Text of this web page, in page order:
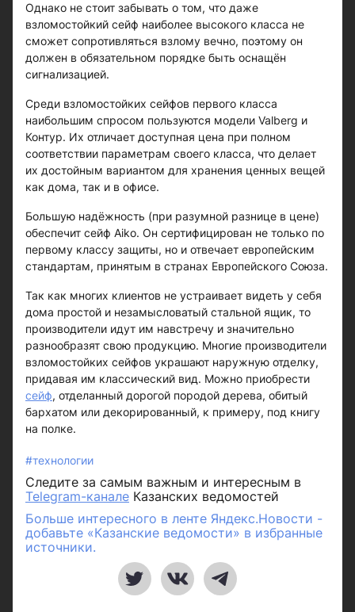
Однако не стоит забывать о том, что даже
взломостойкий сейф наиболее высокого класса не
сможет сопротивляться взлому вечно, поэтому он
должен в обязательном порядке быть оснащён
сигнализацией.
Среди взломостойких сейфов первого класса
наибольшим спросом пользуются модели Valberg и
Контур. Их отличает доступная цена при полном
соответствии параметрам своего класса, что делает
их достойным вариантом для хранения ценных вещей
как дома, так и в офисе.
Большую надёжность (при разумной разнице в цене)
обеспечит сейф Aiko. Он сертифицирован не только по
первому классу защиты, но и отвечает европейским
стандартам, принятым в странах Европейского Союза.
Так как многих клиентов не устраивает видеть у себя
дома простой и незамысловатый стальной ящик, то
производители идут им навстречу и значительно
разнообразят свою продукцию. Многие производители
взломостойких сейфов украшают наружную отделку,
придавая им классический вид. Можно приобрести
сейф, отделанный дорогой породой дерева, обитый
бархатом или декорированный, к примеру, под книгу
на полке.
#технологии
Следите за самым важным и интересным в
Telegram-канале Казанских ведомостей
Больше интересного в ленте Яндекс.Новости -
добавьте «Казанские ведомости» в избранные
источники.